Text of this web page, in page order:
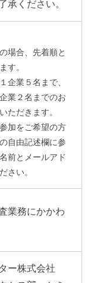
承ください。
場合、先着順と
す。
企業５名まで、
業２名までのお
ただきます。
加をご希望の方
自由記述欄に参
前とメールアド
さい。
業務にかかわ
ー株式会社